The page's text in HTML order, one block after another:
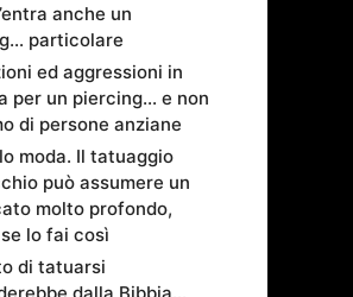
anche un
particolare
ed aggressioni in
per un piercing… e non
di persone anziane
moda. Il tatuaggio
può assumere un
molto profondo,
lo fai così
di tatuarsi
dalla Bibbia…